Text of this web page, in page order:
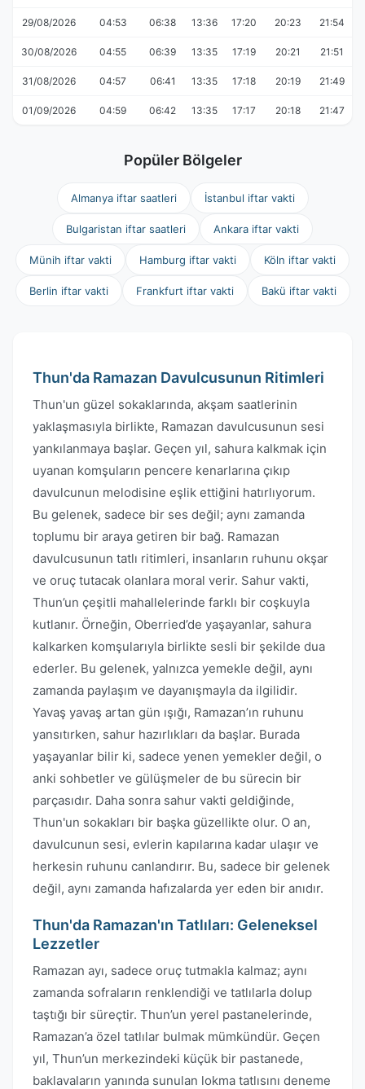
29/08/2026 04:53 06:38 13:36 17:20 20:23 21:54
30/08/2026 04:55 06:39 13:35 17:19 20:21 21:51
31/08/2026 04:57 06:41 13:35 17:18 20:19 21:49
01/09/2026 04:59 06:42 13:35 17:17 20:18 21:47
Popüler Bölgeler
Almanya iftar saatleri İstanbul iftar vakti
Bulgaristan iftar saatleri Ankara iftar vakti
Münih iftar vakti Hamburg iftar vakti Köln iftar vakti
Berlin iftar vakti Frankfurt iftar vakti Bakü iftar vakti
Thun'da Ramazan Davulcusunun Ritimleri
Thun'un güzel sokaklarında, akşam saatlerinin
yaklaşmasıyla birlikte, Ramazan davulcusunun sesi
yankılanmaya başlar. Geçen yıl, sahura kalkmak için
uyanan komşuların pencere kenarlarına çıkıp
davulcunun melodisine eşlik ettiğini hatırlıyorum.
Bu gelenek, sadece bir ses değil; aynı zamanda
toplumu bir araya getiren bir bağ. Ramazan
davulcusunun tatlı ritimleri, insanların ruhunu okşar
ve oruç tutacak olanlara moral verir. Sahur vakti,
Thun’un çeşitli mahallelerinde farklı bir coşkuyla
kutlanır. Örneğin, Oberried’de yaşayanlar, sahura
kalkarken komşularıyla birlikte sesli bir şekilde dua
ederler. Bu gelenek, yalnızca yemekle değil, aynı
zamanda paylaşım ve dayanışmayla da ilgilidir.
Yavaş yavaş artan gün ışığı, Ramazan’ın ruhunu
yansıtırken, sahur hazırlıkları da başlar. Burada
yaşayanlar bilir ki, sadece yenen yemekler değil, o
anki sohbetler ve gülüşmeler de bu sürecin bir
parçasıdır. Daha sonra sahur vakti geldiğinde,
Thun'un sokakları bir başka güzellikte olur. O an,
davulcunun sesi, evlerin kapılarına kadar ulaşır ve
herkesin ruhunu canlandırır. Bu, sadece bir gelenek
değil, aynı zamanda hafızalarda yer eden bir anıdır.
Thun'da Ramazan'ın Tatlıları: Geleneksel
Lezzetler
Ramazan ayı, sadece oruç tutmakla kalmaz; aynı
zamanda sofraların renklendiği ve tatlılarla dolup
taştığı bir süreçtir. Thun’un yerel pastanelerinde,
Ramazan’a özel tatlılar bulmak mümkündür. Geçen
yıl, Thun’un merkezindeki küçük bir pastanede,
baklavaların yanında sunulan lokma tatlısını deneme